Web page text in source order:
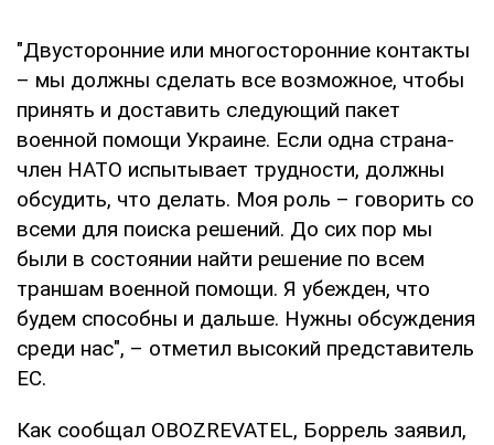
"Двусторонние или многосторонние контакты
– мы должны сделать все возможное, чтобы
принять и доставить следующий пакет
военной помощи Украине. Если одна страна-
член НАТО испытывает трудности, должны
обсудить, что делать. Моя роль – говорить со
всеми для поиска решений. До сих пор мы
были в состоянии найти решение по всем
траншам военной помощи. Я убежден, что
будем способны и дальше. Нужны обсуждения
среди нас", – отметил высокий представитель
ЕС.
Как сообщал OBOZREVATEL, Боррель заявил,